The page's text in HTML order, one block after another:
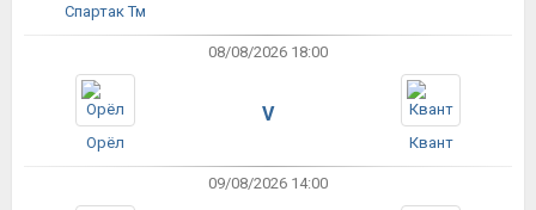
Спартак Тм
08/08/2026 18:00
Орёл
V
Квант
09/08/2026 14:00